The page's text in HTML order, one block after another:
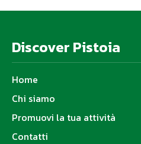
Discover Pistoia
Home
Chi siamo
Promuovi la tua attività
Contatti